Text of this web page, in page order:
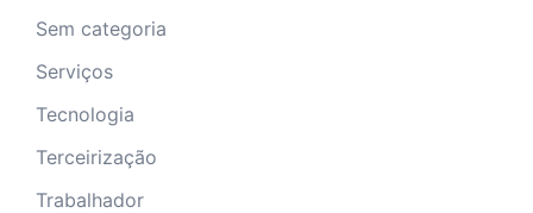
Sem categoria
Serviços
Tecnologia
Terceirização
Trabalhador